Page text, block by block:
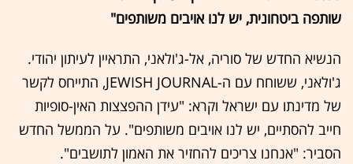
שותפה ביטחונית, יש לנו אויבים משותפים"
הנשיא החדש של סוריה, אל-ג'ולאני, התראיין לעיתון יהודי.
ג'ולאני, ששוחח עם ה-JEWISH JOURNAL, התייחס לקשר
של מדינתו עם ישראל וקרא: "עידן ההפצצות האין-סופיות
חייב להסתיים, יש לנו אויבים משותפים". על הממשל החדש
הסביר: "אנחנו צריכים להחזיר את האמון לתושבים".